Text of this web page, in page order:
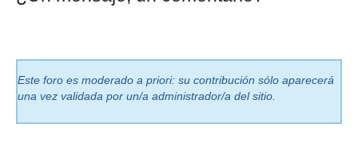
Este foro es moderado a priori: su contribución sólo aparecerá
una vez validada por un/a administrador/a del sitio.